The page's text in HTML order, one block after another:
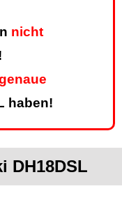
nicht
haben!
DH18DSL